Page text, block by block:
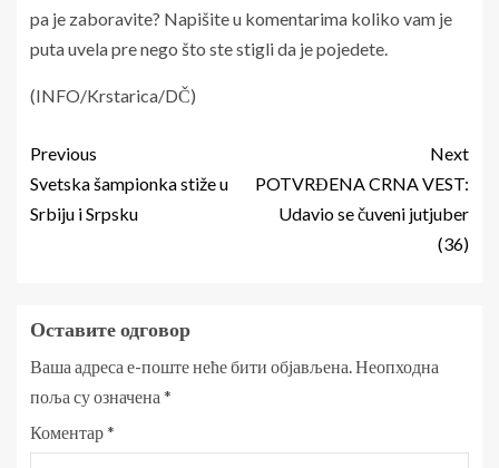
pa je zaboravite? Napišite u komentarima koliko vam je
puta uvela pre nego što ste stigli da je pojedete.
(INFO/Krstarica/DČ)
Previous
Svetska šampionka stiže u
Srbiju i Srpsku
Next
POTVRĐENA CRNA VEST:
Udavio se čuveni jutjuber
(36)
Оставите одговор
Ваша адреса е-поште неће бити објављена. Неопходна
поља су означена *
Коментар*